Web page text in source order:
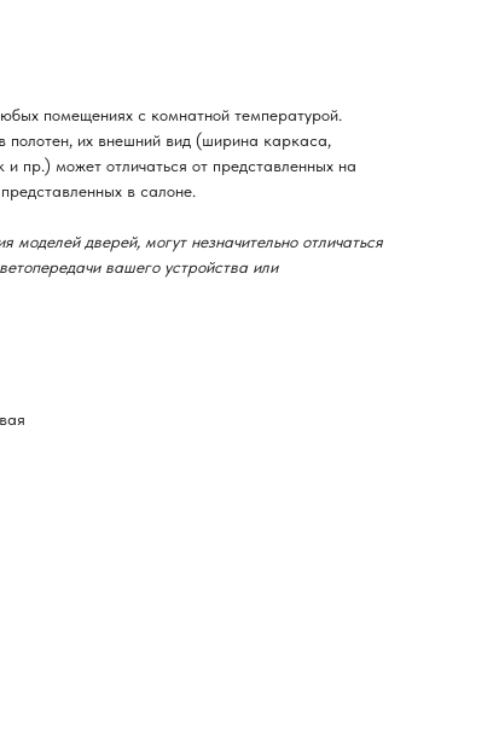
помещениях с комнатной температурой.
полотен, их внешний вид (ширина каркаса,
пр.) может отличаться от представленных на
в салоне.
моделей дверей, могут незначительно отличаться
вашего устройства или